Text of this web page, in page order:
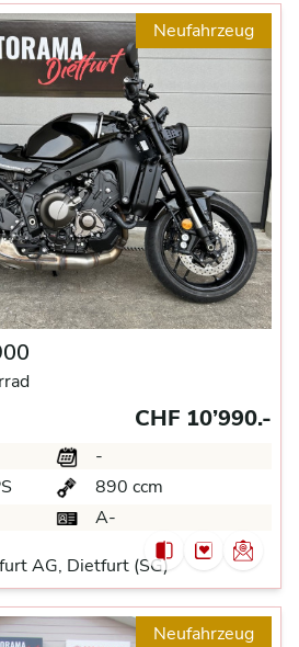
Neufahrzeug
CHF 10’990.-
-
890 ccm
A-
AG, Dietfurt (SG)
Neufahrzeug